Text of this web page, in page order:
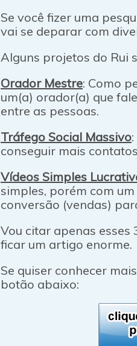
Se você fizer uma
vai se deparar com
Alguns projetos do Rui
Orador Mestre: Como
um(a) orador(a) que
entre as pessoas.
Tráfego Social Massivo
conseguir mais
Vídeos Simples
simples, porém com
conversão (vendas)
Vou citar apenas
ficar um artigo enorme.
Se quiser conhecer
botão abaixo: